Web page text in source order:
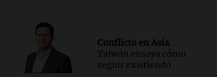
Conflicto en Asia.
Taiwán ensaya cómo
seguir existiendo